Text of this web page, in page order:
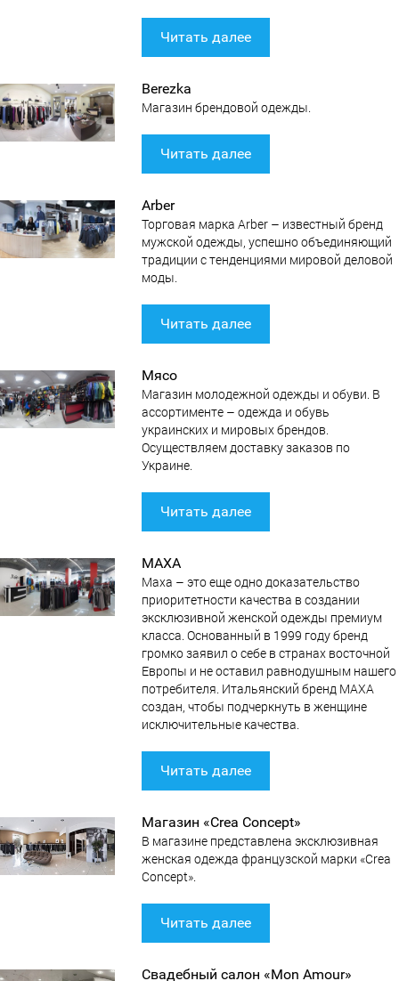
Читать далее
Berezka
Магазин брендовой одежды.
Читать далее
Arber
Торговая марка Arber – известный бренд
мужской одежды, успешно объединяющий
традиции с тенденциями мировой деловой
моды.
Читать далее
Мясо
Магазин молодежной одежды и обуви. В
ассортименте – одежда и обувь
украинских и мировых брендов.
Осуществляем доставку заказов по
Украине.
Читать далее
МАХА
Маха – это еще одно доказательство
приоритетности качества в создании
эксклюзивной женской одежды премиум
класса. Основанный в 1999 году бренд
громко заявил о себе в странах восточной
Европы и не оставил равнодушным нашего
потребителя. Итальянский бренд МАХА
создан, чтобы подчеркнуть в женщине
исключительные качества.
Читать далее
Магазин «Crea Concept»
В магазине представлена эксклюзивная
женская одежда французской марки «Crea
Concept».
Читать далее
Свадебный салон «Mon Amour»